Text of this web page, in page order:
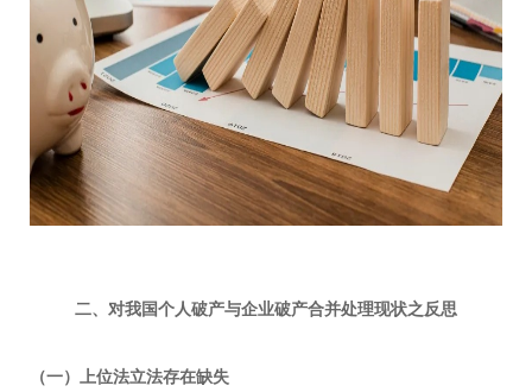
二、对我国个人破产与企业破产合并处理现状之反思
（一） 上位法立法存在缺失